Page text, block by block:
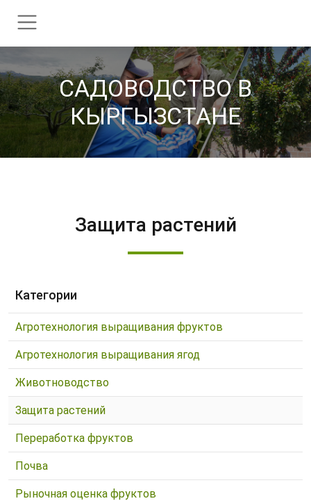
CАДОВОДСТВО В
КЫРГЫЗСТАНЕ
Защита растений
Категории
Агротехнология выращивания фруктов
Агротехнология выращивания ягод
Животноводство
Защита растений
Переработка фруктов
Почва
Рыночная оценка фруктов